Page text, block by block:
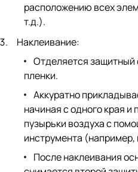
расположению всех
т.д.).
Наклеивание:
Отделяется защитный
пленки.
Аккуратно
начиная с одного края и
пузырьки воздуха с
инструмента (например,
После наклеивания